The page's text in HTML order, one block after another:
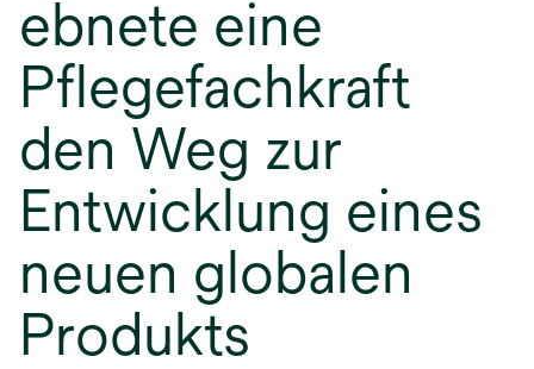
ebnete eine
Pflegefachkraft
den Weg zur
Entwicklung eines
neuen globalen
Produkts